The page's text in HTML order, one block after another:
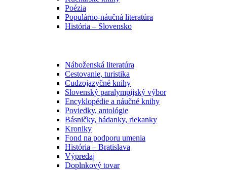
Poézia
Populárno-náučná literatúra
História – Slovensko
Náboženská literatúra
Cestovanie, turistika
Cudzojazyčné knihy
Slovenský paralympijský výbor
Encyklopédie a náučné knihy
Poviedky, antológie
Básničky, hádanky, riekanky
Kroniky
Fond na podporu umenia
História – Bratislava
Výpredaj
Doplnkový tovar